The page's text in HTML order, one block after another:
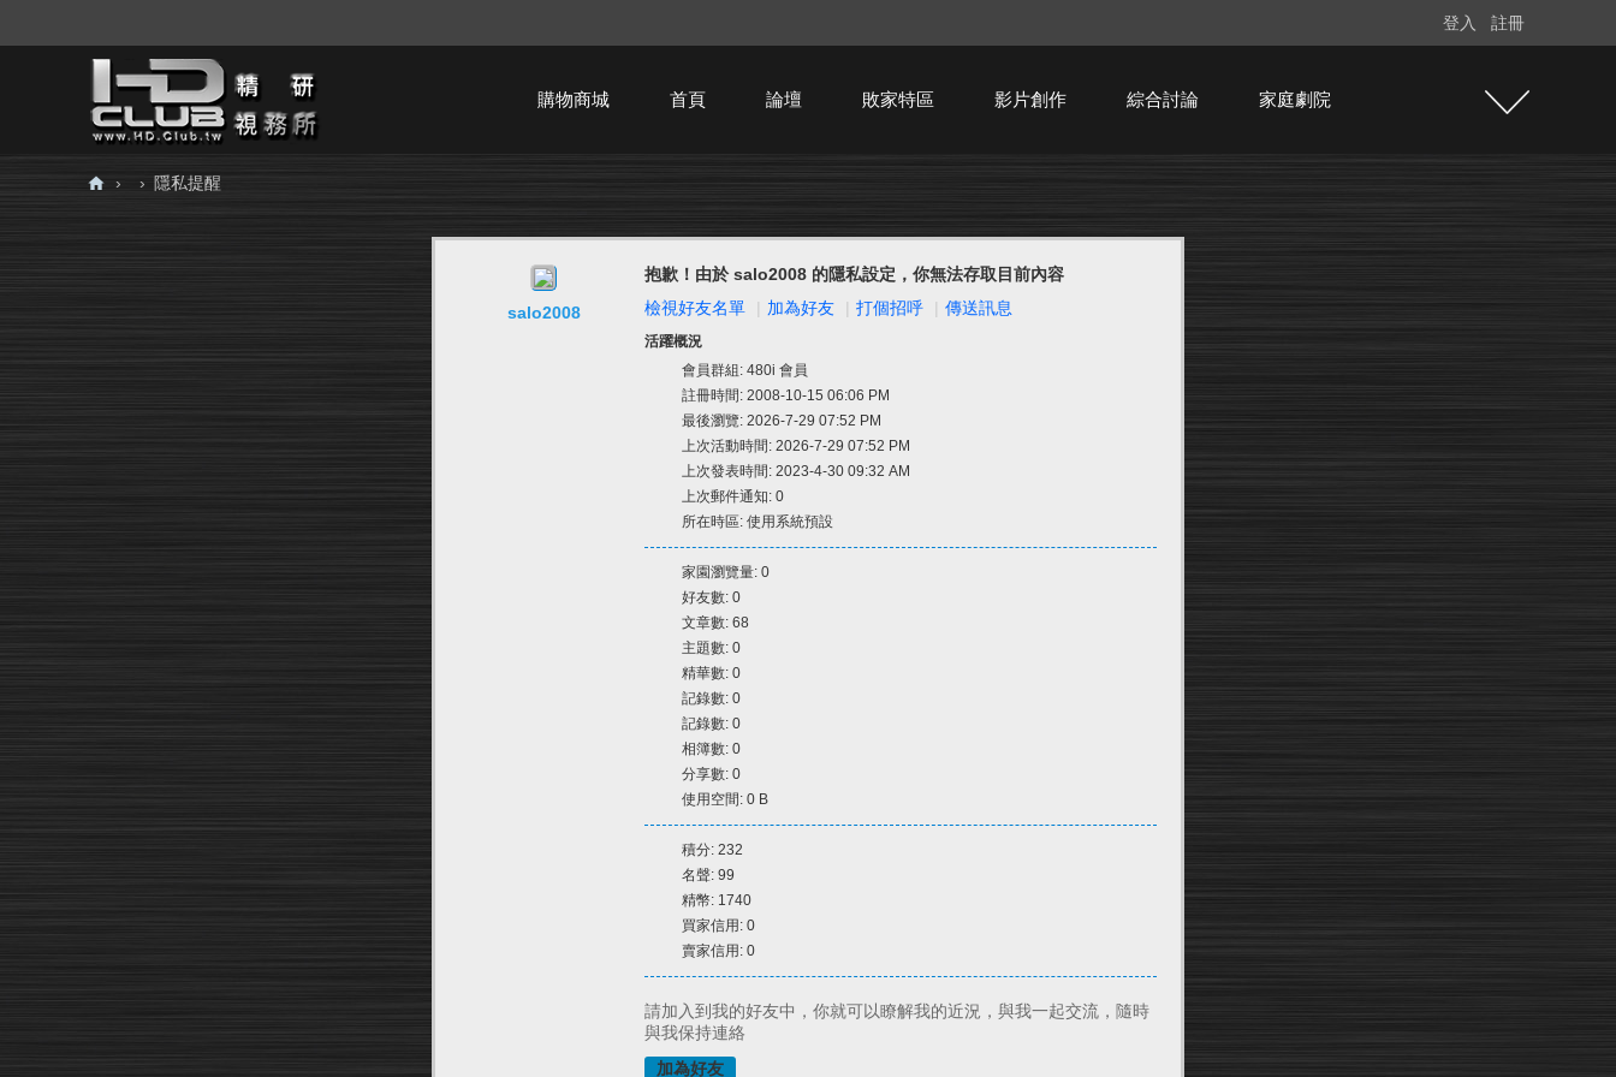
登入 註冊
購物商城 首頁 論壇 敗家特區 影片創作 綜合討論 家庭劇院
› › 隱私提醒
salo2008
抱歉！由於 salo2008 的隱私設定，你無法存取目前內容
檢視好友名單
| 加為好友 | 打個招呼 | 傳送訊息
活躍概況
會員群組: 480i 會員
註冊時間: 2008-10-15 06:06 PM
最後瀏覽: 2026-7-29 07:52 PM
上次活動時間: 2026-7-29 07:52 PM
上次發表時間: 2023-4-30 09:32 AM
上次郵件通知: 0
所在時區: 使用系統預設
家園瀏覽量: 0
好友數: 0
文章數: 68
主題數: 0
精華數: 0
記錄數: 0
記錄數: 0
相簿數: 0
分享數: 0
使用空間: 0 B
積分: 232
名聲: 99
精幣: 1740
買家信用: 0
賣家信用: 0
請加入到我的好友中，你就可以瞭解我的近況，與我一起交流，隨時
與我保持連絡
加為好友